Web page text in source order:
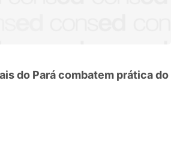
do Pará combatem prática do